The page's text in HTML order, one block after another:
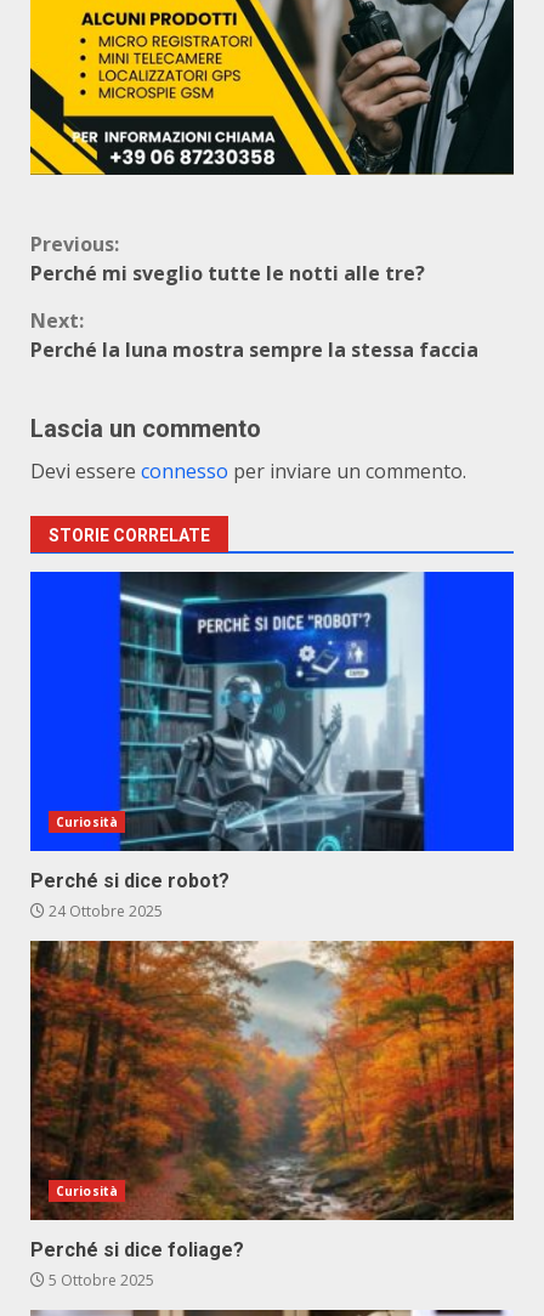
Continue
Previous:
Perché mi sveglio tutte le notti alle tre?
Next:
Perché la luna mostra sempre la stessa faccia
Lascia un commento
Devi essere connesso per inviare un commento.
STORIE CORRELATE
Curiosità
Perché si dice robot?
24 Ottobre 2025
Curiosità
Perché si dice foliage?
5 Ottobre 2025